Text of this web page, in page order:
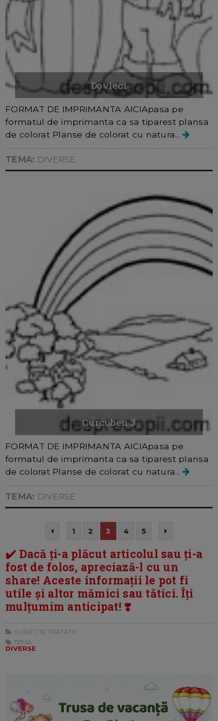
Dovleci
FORMAT DE IMPRIMANTA AICIApasa pe
formatul de imprimanta ca sa tiparest plansa
de colorat Planse de colorat cu natura...
TEMA: DIVERSE
Curcubeu 3
FORMAT DE IMPRIMANTA AICIApasa pe
formatul de imprimanta ca sa tiparest plansa
de colorat Planse de colorat cu natura...
TEMA: DIVERSE
1 2 3 4 5
✔️ Dacă ți-a plăcut articolul sau ți-a
fost de folos, apreciază-l cu un
share! Aceste informații le pot fi
utile și altor mămici sau tătici. Îți
mulțumim anticipat! ❣️
SUBIECTE TRATATE:
TEMA:
DIVERSE